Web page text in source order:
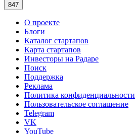
847
О проекте
Блоги
Каталог стартапов
Карта стартапов
Инвесторы на Радаре
Поиск
Поддержка
Реклама
Политика конфиденциальности
Пользовательское соглашение
Telegram
VK
YouTube